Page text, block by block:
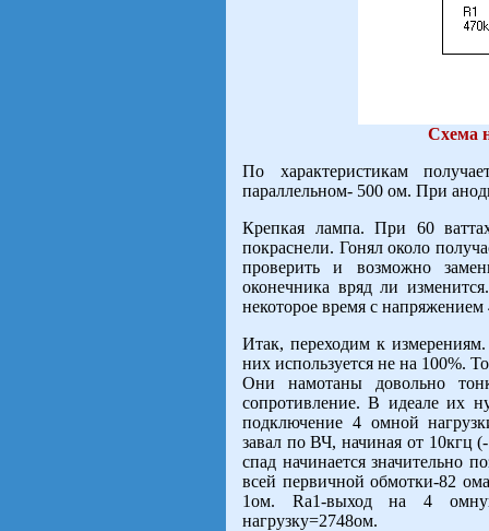
Схема
По характеристикам
параллельном- 500 ом. При
Крепкая лампа. При 60
покраснели. Гонял около
проверить и возможно
оконечника вряд ли
некоторое время с
Итак, переходим к
них используется не на 100%.
Они намотаны довольно
сопротивление. В идеале их
подключение 4 омной
завал по ВЧ, начиная от 10кгц
спад начинается значительно
всей первичной обмотки-82
1ом. Rа1-выход на 4
нагрузку=2748ом.